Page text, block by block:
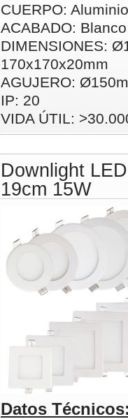
CUERPO: Aluminio
ACABADO: Blanco
DIMENSIONES:
170x170x20mm
AGUJERO:
IP: 20
VIDA ÚTIL:
Downlight
19cm 15W
Datos